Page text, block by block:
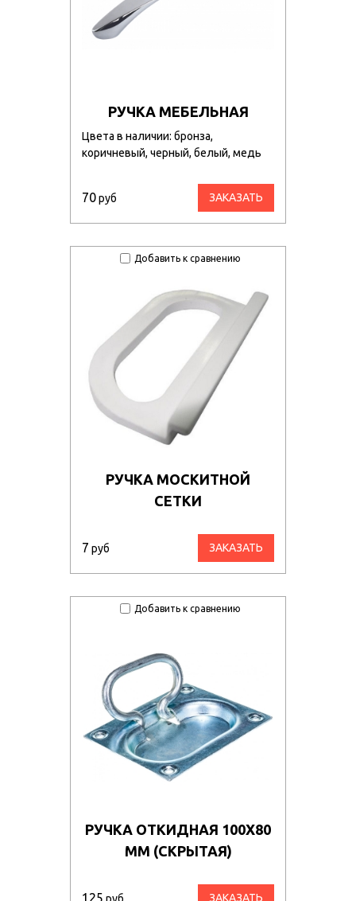
РУЧКА МЕБЕЛЬНАЯ
Цвета в наличии: бронза,
коричневый, черный, белый, медь
70руб ЗАКАЗАТЬ
Добавить к сравнению
РУЧКА МОСКИТНОЙ
СЕТКИ
7 руб ЗАКАЗАТЬ
Добавить к сравнению
РУЧКА ОТКИДНАЯ 100Х80
ММ (СКРЫТАЯ)
125 ЗАКАЗАТЬ